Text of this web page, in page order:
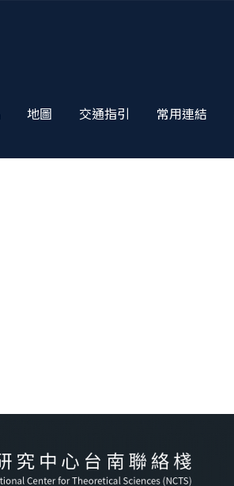
地圖 交通指引 常用連結